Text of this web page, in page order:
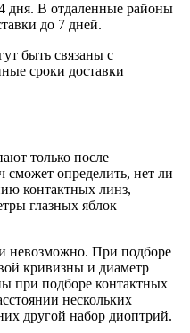
дня. В отдаленные районы
до 7 дней.
быть связаны с
сроки доставки
только после
сможет определить, нет ли
контактных линз,
глазных яблок
невозможно. При подборе
кривизны и диаметр
при подборе контактных
нескольких
другой набор диоптрий.